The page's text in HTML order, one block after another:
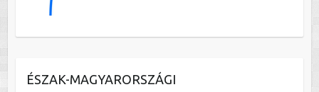
ÉSZAK-MAGYARORSZÁGI